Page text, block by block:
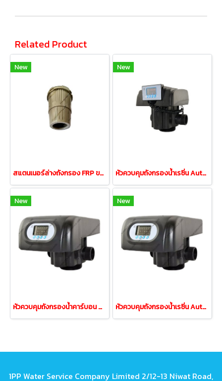
Related Product
New
สแตนเนอร์ล่างถังกรอง FRP ขนาด 6หุน 3/4"
New
หัวควบคุมถังกรองน้ำเรซิ่น Auto Valve อัตโนมัติ 4นิ้ว 10m³/h
New
หัวควบคุมถังกรองน้ำคาร์บอน Auto Valve อัตโนมัติ N75A 4นิ้ว
New
หัวควบคุมถังกรองน้ำเรซิ่น Auto Valve อัตโนมัติ N74A 4นิ้ว
1PP Water Service Company Limited 2/12-13 Niwat Road,